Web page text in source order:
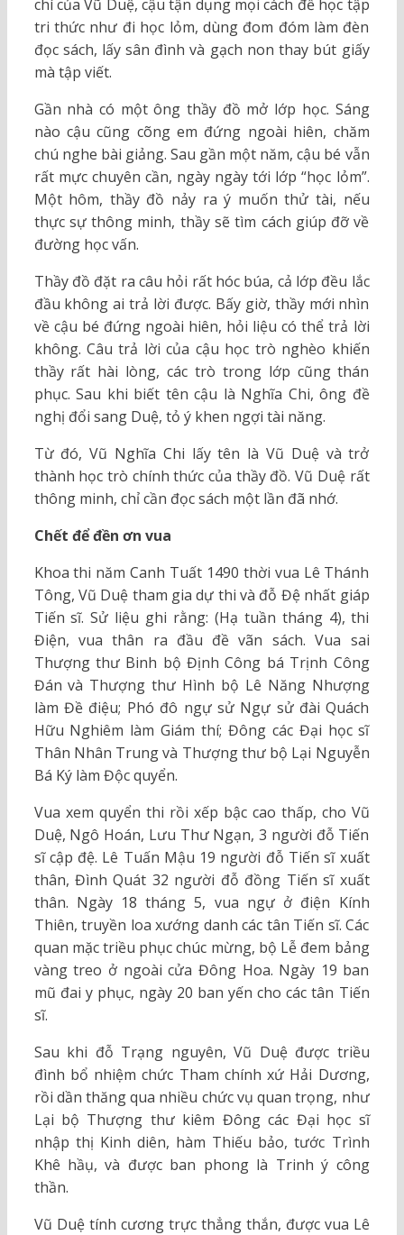
chí của Vũ Duệ, cậu tận dụng mọi cách để học tập
tri thức như đi học lỏm, dùng đom đóm làm đèn
đọc sách, lấy sân đình và gạch non thay bút giấy
mà tập viết.
Gần nhà có một ông thầy đồ mở lớp học. Sáng
nào cậu cũng cõng em đứng ngoài hiên, chăm
chú nghe bài giảng. Sau gần một năm, cậu bé vẫn
rất mực chuyên cần, ngày ngày tới lớp “học lỏm”.
Một hôm, thầy đồ nảy ra ý muốn thử tài, nếu
thực sự thông minh, thầy sẽ tìm cách giúp đỡ về
đường học vấn.
Thầy đồ đặt ra câu hỏi rất hóc búa, cả lớp đều lắc
đầu không ai trả lời được. Bấy giờ, thầy mới nhìn
về cậu bé đứng ngoài hiên, hỏi liệu có thể trả lời
không. Câu trả lời của cậu học trò nghèo khiến
thầy rất hài lòng, các trò trong lớp cũng thán
phục. Sau khi biết tên cậu là Nghĩa Chi, ông đề
nghị đổi sang Duệ, tỏ ý khen ngợi tài năng.
Từ đó, Vũ Nghĩa Chi lấy tên là Vũ Duệ và trở
thành học trò chính thức của thầy đồ. Vũ Duệ rất
thông minh, chỉ cần đọc sách một lần đã nhớ.
Chết để đền ơn vua
Khoa thi năm Canh Tuất 1490 thời vua Lê Thánh
Tông, Vũ Duệ tham gia dự thi và đỗ Đệ nhất giáp
Tiến sĩ. Sử liệu ghi rằng: (Hạ tuần tháng 4), thi
Điện, vua thân ra đầu đề vãn sách. Vua sai
Thượng thư Binh bộ Định Công bá Trịnh Công
Đán và Thượng thư Hình bộ Lê Năng Nhượng
làm Đề điệu; Phó đô ngự sử Ngự sử đài Quách
Hữu Nghiêm làm Giám thí; Đông các Đại học sĩ
Thân Nhân Trung và Thượng thư bộ Lại Nguyễn
Bá Ký làm Độc quyển.
Vua xem quyển thi rồi xếp bậc cao thấp, cho Vũ
Duệ, Ngô Hoán, Lưu Thư Ngạn, 3 người đỗ Tiến
sĩ cập đệ. Lê Tuấn Mậu 19 người đỗ Tiến sĩ xuất
thân, Đình Quát 32 người đỗ đồng Tiến sĩ xuất
thân. Ngày 18 tháng 5, vua ngự ở điện Kính
Thiên, truyền loa xướng danh các tân Tiến sĩ. Các
quan mặc triều phục chúc mừng, bộ Lễ đem bảng
vàng treo ở ngoài cửa Đông Hoa. Ngày 19 ban
mũ đai y phục, ngày 20 ban yến cho các tân Tiến
sĩ.
Sau khi đỗ Trạng nguyên, Vũ Duệ được triều
đình bổ nhiệm chức Tham chính xứ Hải Dương,
rồi dần thăng qua nhiều chức vụ quan trọng, như
Lại bộ Thượng thư kiêm Đông các Đại học sĩ
nhập thị Kinh diên, hàm Thiếu bảo, tước Trình
Khê hầụ, và được ban phong là Trinh ý công
thần.
Vũ Duệ tính cương trực thẳng thắn, được vua Lê